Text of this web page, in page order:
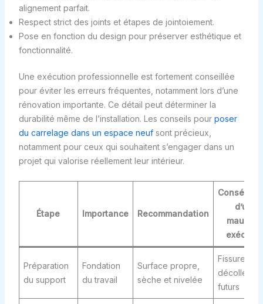
alignement parfait.
Respect strict des joints et étapes de jointoiement.
Pose en fonction du design pour préserver esthétique et
fonctionnalité.
Une exécution professionnelle est fortement conseillée
pour éviter les erreurs fréquentes, notamment lors d’une
rénovation importante. Ce détail peut déterminer la
durabilité même de l’installation. Les conseils pour poser
du carrelage dans un espace neufsont précieux,
notamment pour ceux qui souhaitent s’engager dans un
projet qui valorise réellement leur intérieur.
Étape Importance Recommandation
d’une
Préparation
du support
Fondation
du travail
Surface propre,
sèche et nivelée
Fissures,
futurs